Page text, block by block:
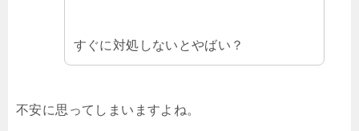
すぐに対処しないとやばい？
不安に思ってしまいますよね。